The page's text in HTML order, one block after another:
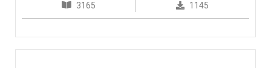
3165 1145